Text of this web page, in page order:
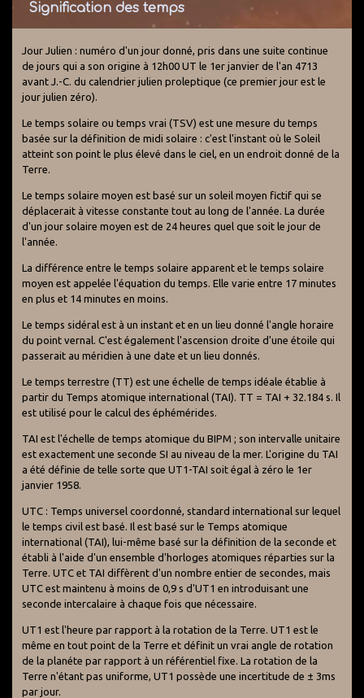
Signification des temps
Jour Julien : numéro d'un jour donné, pris dans une suite continue
de jours qui a son origine à 12h00 UT le 1er janvier de l'an 4713
avant J.-C. du calendrier julien proleptique (ce premier jour est le
jour julien zéro).
Le temps solaire ou temps vrai (TSV) est une mesure du temps
basée sur la définition de midi solaire : c'est l'instant où le Soleil
atteint son point le plus élevé dans le ciel, en un endroit donné de la
Terre.
Le temps solaire moyen est basé sur un soleil moyen fictif qui se
déplacerait à vitesse constante tout au long de l'année. La durée
d'un jour solaire moyen est de 24 heures quel que soit le jour de
l'année.
La différence entre le temps solaire apparent et le temps solaire
moyen est appelée l'équation du temps. Elle varie entre 17 minutes
en plus et 14 minutes en moins.
Le temps sidéral est à un instant et en un lieu donné l'angle horaire
du point vernal. C'est également l'ascension droite d'une étoile qui
passerait au méridien à une date et un lieu donnés.
Le temps terrestre (TT) est une échelle de temps idéale établie à
partir du Temps atomique international (TAI). TT = TAI + 32.184 s. Il
est utilisé pour le calcul des éphémérides.
TAI est l'échelle de temps atomique du BIPM ; son intervalle unitaire
est exactement une seconde SI au niveau de la mer. L'origine du TAI
a été définie de telle sorte que UT1-TAI soit égal à zéro le 1er
janvier 1958.
UTC : Temps universel coordonné, standard international sur lequel
le temps civil est basé. Il est basé sur le Temps atomique
international (TAI), lui-même basé sur la définition de la seconde et
établi à l'aide d'un ensemble d'horloges atomiques réparties sur la
Terre. UTC et TAI diffèrent d'un nombre entier de secondes, mais
UTC est maintenu à moins de 0,9 s d'UT1 en introduisant une
seconde intercalaire à chaque fois que nécessaire.
UT1 est l'heure par rapport à la rotation de la Terre. UT1 est le
même en tout point de la Terre et définit un vrai angle de rotation
de la planéte par rapport à un référentiel fixe. La rotation de la
Terre n'étant pas uniforme, UT1 possède une incertitude de ± 3ms
par jour.